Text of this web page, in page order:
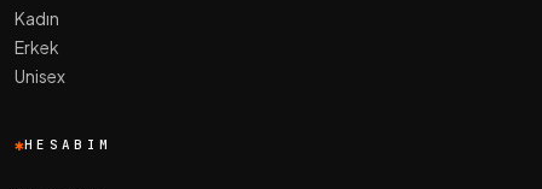
Kadın
Erkek
Unisex
HESABIM